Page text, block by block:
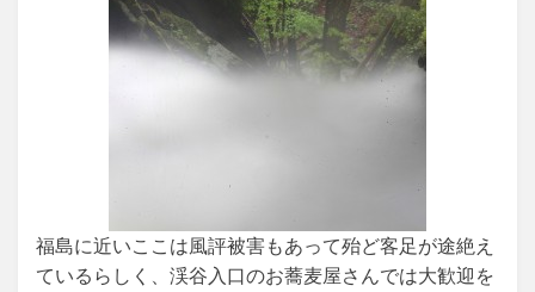
福島に近いここは風評被害もあって殆ど客足が途絶え
ているらしく、渓谷入口のお蕎麦屋さんでは大歓迎を